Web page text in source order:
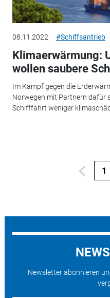
08.11.2022 #Schiffsantrieb
Klimaerwärmung:
wollen saubere
Im Kampf gegen die
Norwegen mit Partnern dafür
Schifffahrt weniger
1
Newsletter abonnieren